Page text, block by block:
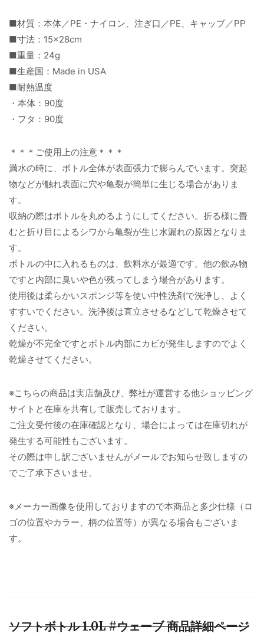
■材質：本体／PE・ナイロン、注ぎ口／PE、キャップ／PP
■寸法：15×28cm
■重量：24g
■生産国：Made in USA
■耐熱温度
・本体：90度
・フタ：90度
＊＊＊ご使用上の注意＊＊＊
満水の時に、ボトル全体が表面張力で膨らんでいます。突起
物などが触れ表面に穴や亀裂が簡単に生じる場合がありま
す。
収納の際はボトルを丸めるようにしてください。折る様に畳
むと折り目によるシワから亀裂が生じ水漏れの原因となりま
す。
ボトルの中に入れるものは、飲料水が最適です。他の飲み物
ですと内部に臭いや色が残ってしまう場合があります。
使用後は柔らかいスポンジ等を使い中性洗剤で洗浄し、よく
すすいでください。洗浄後は直立させるなどして乾燥させて
ください。
乾燥が不完全ですとボトル内部にカビが発生しますのでよく
乾燥させてください。
※こちらの商品は実店舗及び、弊社が運営する他ショッピング
サイトと在庫を共有して販売しております。
ご注文受付後の在庫確認となり、場合によっては在庫切れが
発生する可能性もございます。
その際は申し訳ございませんがメールでお知らせ致しますの
でご了承下さいませ。
※メーカー画像を使用しておりますので本商品と多少仕様（ロ
ゴの位置やカラー、柄の位置等）が異なる場合もございま
す。
ソフトボトル 1.0L #ウェーブ 商品詳細ページ